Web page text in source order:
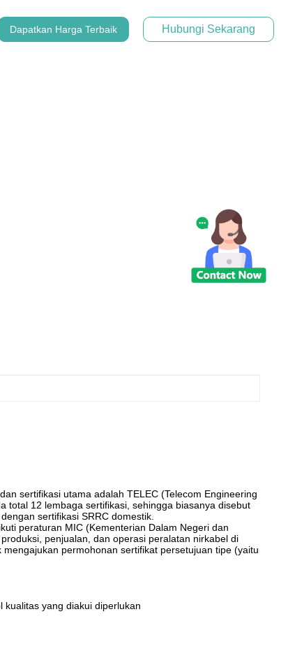
Dapatkan Harga Terbaik Hubungi Sekarang
sertifikasi utama adalah TELEC (Telecom Engineering
total 12 lembaga sertifikasi, sehingga biasanya disebut
sertifikasi SRRC domestik.
peraturan MIC (Kementerian Dalam Negeri dan
penjualan, dan operasi peralatan nirkabel di
permohonan sertifikat persetujuan tipe (yaitu
kualitas yang diakui diperlukan